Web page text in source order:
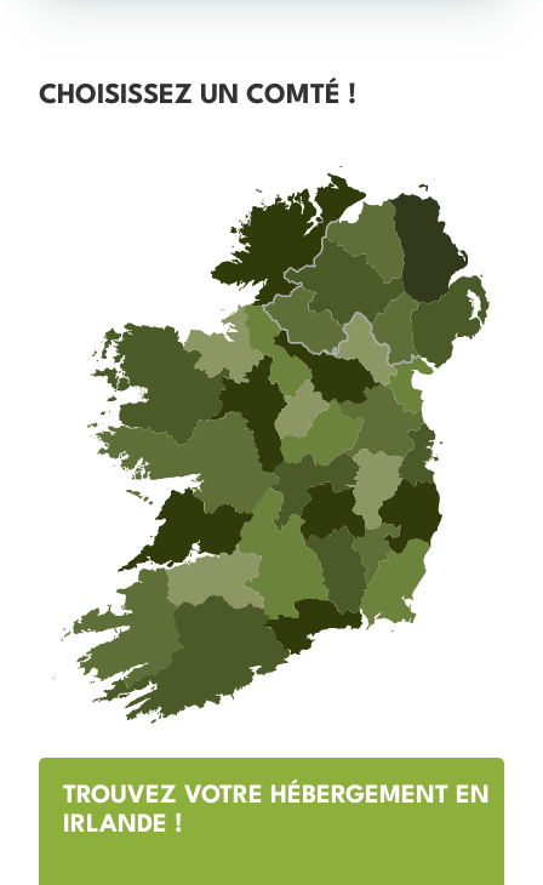
CHOISISSEZ UN COMTÉ !
TROUVEZ VOTRE HÉBERGEMENT EN
IRLANDE !